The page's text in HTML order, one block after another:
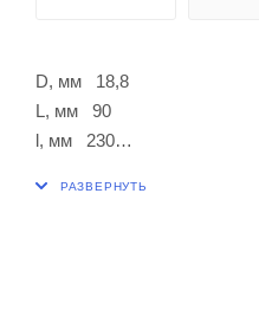
D, мм 18,8
L, мм 90
l, мм 230